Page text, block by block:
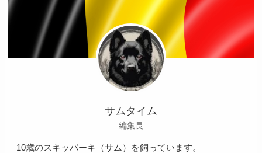
サムタイム
編集長
10歳のスキッパーキ（サム）を飼っています。